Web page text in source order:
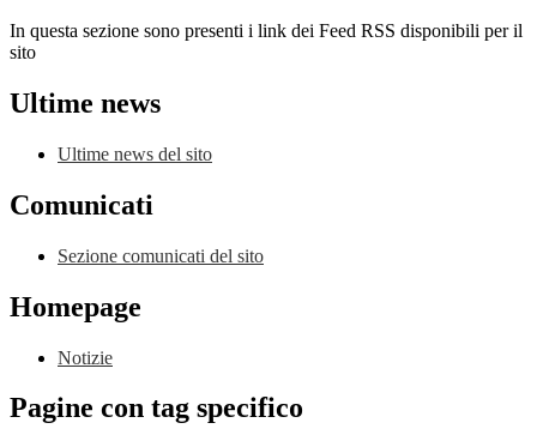
In questa sezione sono presenti i link dei Feed RSS disponibili per il
sito
Ultime news
Ultime news del sito
Comunicati
Sezione comunicati del sito
Homepage
Notizie
Pagine con tag specifico